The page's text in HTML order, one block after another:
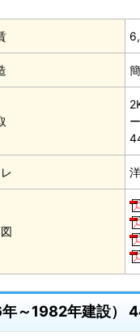
～1982年建設）